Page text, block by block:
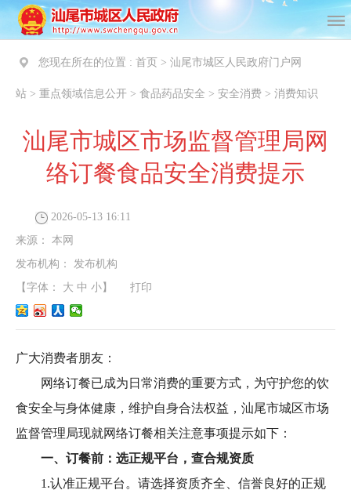
您现在所在的位置 : 首页 > 汕尾市城区人民政府门户网
站 > 重点领域信息公开 > 食品药品安全 > 安全消费 > 消费知识
汕尾市城区市场监督管理局网
络订餐食品安全消费提示
2026-05-13 16:11
来源： 本网
发布机构： 发布机构
【字体： 大 中 小 】 打印
广大消费者朋友：
网络订餐已成为日常消费的重要方式，为守护您的饮
食安全与身体健康，维护自身合法权益，汕尾市城区市场
监督管理局现就网络订餐相关注意事项提示如下：
一、订餐前：选正规平台，查合规资质
1.认准正规平台。请选择资质齐全、信誉良好的正规